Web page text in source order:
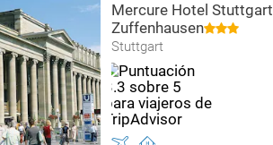
Mercure Hotel Stuttgart
Zuffenhausen
Stuttgart